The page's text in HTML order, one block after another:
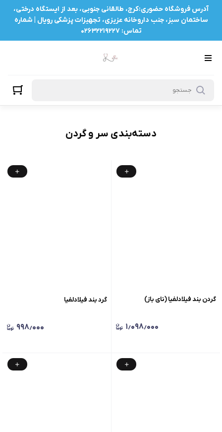
آدرس فروشگاه حضوری:کرج، طالقانی جنوبی، بعد از ایستگاه درختی،
ساختمان سبز، جنب داروخانه عزیزی، تجهیزات پزشکی رویال | شماره
تماس: ۰۲۶۳۲۲۱۹۲۲۷
دسته‌بندی سر و گردن
گردن بند فیلادلفیا (نای باز)
۱٫۰۹۸٫۰۰۰
گرد بند فیلادلفیا
۹۹۸٫۰۰۰